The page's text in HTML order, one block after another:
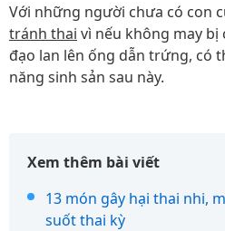
Với những người chưa có con
tránh thai vì nếu không may bị
đạo lan lên ống dẫn trứng, có
năng sinh sản sau này.
Xem thêm bài viết
13 món gây hại thai nhi,
suốt thai kỳ